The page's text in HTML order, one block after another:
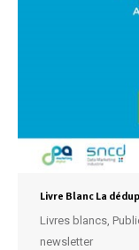
Livre Blanc La
Livres blancs,
newsletter